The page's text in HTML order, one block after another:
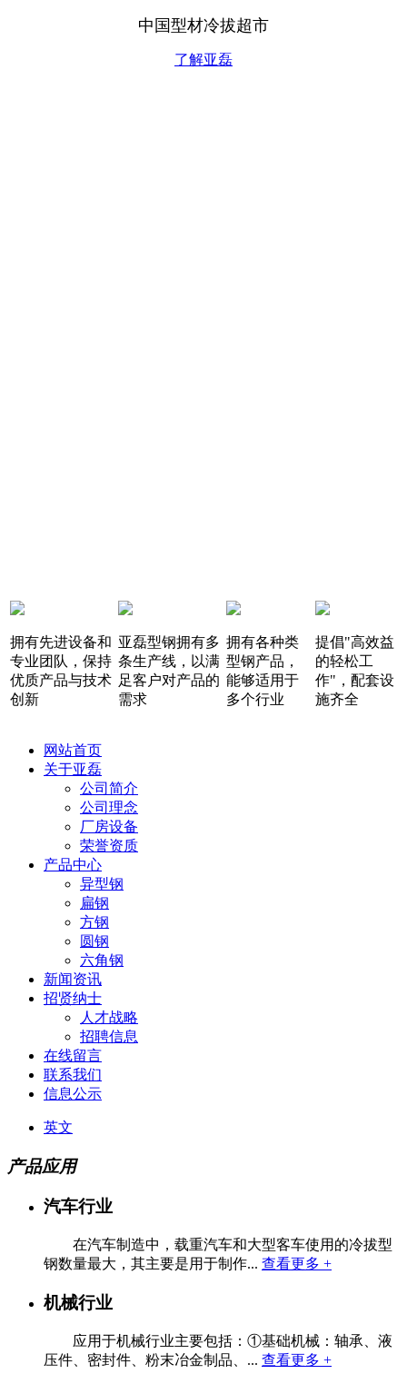
中国型材冷拔超市
了解亚磊
拥有先进设备和
专业团队，保持
优质产品与技术
创新
亚磊型钢拥有多
条生产线，以满
足客户对产品的
需求
拥有各种类
型钢产品，
能够适用于
多个行业
提倡"高效益
的轻松工
作"，配套设
施齐全
网站首页
关于亚磊
公司简介
公司理念
厂房设备
荣誉资质
产品中心
异型钢
扁钢
方钢
圆钢
六角钢
新闻资讯
招贤纳士
人才战略
招聘信息
在线留言
联系我们
信息公示
英文
产品应用
汽车行业
在汽车制造中，载重汽车和大型客车使用的冷拔型
钢数量最大，其主要是用于制作... 查看更多 +
机械行业
应用于机械行业主要包括：①基础机械：轴承、液
压件、密封件、粉末冶金制品、... 查看更多 +